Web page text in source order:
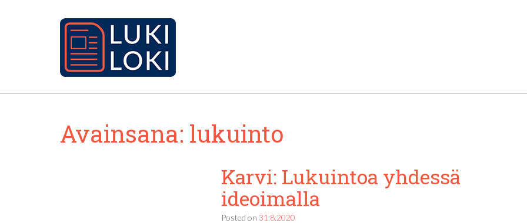
Avainsana: lukuinto
Karvi: Lukuintoa yhdessä
ideoimalla
Posted on 31.8.2020